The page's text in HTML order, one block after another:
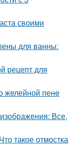
своими
для ванны:
рецепт для
желейной пенe
Все,
такое отмостка